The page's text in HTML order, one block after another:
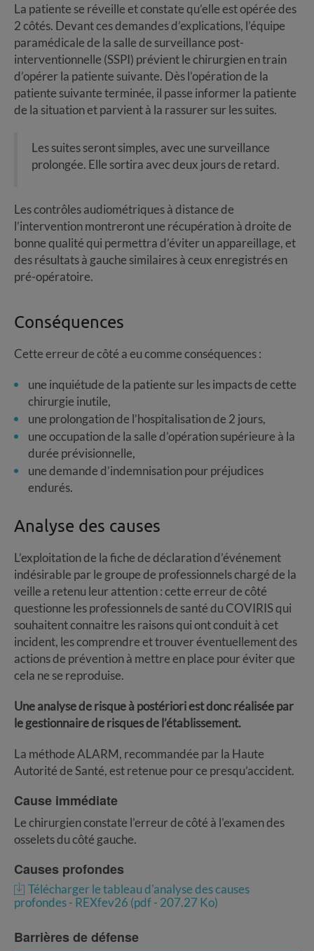
La patiente se réveille et constate qu’elle est opérée des
2 côtés. Devant ces demandes d’explications, l’équipe
paramédicale de la salle de surveillance post-
interventionnelle (SSPI) prévient le chirurgien en train
d’opérer la patiente suivante. Dès l’opération de la
patiente suivante terminée, il passe informer la patiente
de la situation et parvient à la rassurer sur les suites.
Les suites seront simples, avec une surveillance
prolongée. Elle sortira avec deux jours de retard.
Les contrôles audiométriques à distance de
l’intervention montreront une récupération à droite de
bonne qualité qui permettra d’éviter un appareillage, et
des résultats à gauche similaires à ceux enregistrés en
pré-opératoire.
Conséquences
Cette erreur de côté a eu comme conséquences :
une inquiétude de la patiente sur les impacts de cette
chirurgie inutile,
une prolongation de l’hospitalisation de 2 jours,
une occupation de la salle d’opération supérieure à la
durée prévisionnelle,
une demande d’indemnisation pour préjudices
endurés.
Analyse des causes
L’exploitation de la fiche de déclaration d’événement
indésirable par le groupe de professionnels chargé de la
veille a retenu leur attention : cette erreur de côté
questionne les professionnels de santé du COVIRIS qui
souhaitent connaitre les raisons qui ont conduit à cet
incident, les comprendre et trouver éventuellement des
actions de prévention à mettre en place pour éviter que
cela ne se reproduise.
Une analyse de risque à postériori est donc réalisée par
le gestionnaire de risques de l’établissement.
La méthode ALARM, recommandée par la Haute
Autorité de Santé, est retenue pour ce presqu’accident.
Cause immédiate
Le chirurgien constate l’erreur de côté à l’examen des
osselets du côté gauche.
Causes profondes
Télécharger le tableau d'analyse des causes
profondes - REXfev26 (pdf - 207.27 Ko)
Barrières de défense